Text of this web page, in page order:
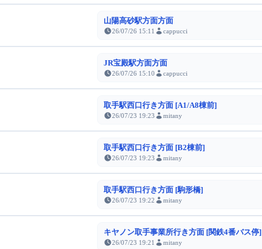
山陽高砂駅方面方面
26/07/26 15:11 cappucci
JR宝殿駅方面方面
26/07/26 15:10 cappucci
取手駅西口行き方面 [A1/A8棟前]
26/07/23 19:23 mitany
取手駅西口行き方面 [B2棟前]
26/07/23 19:23 mitany
取手駅西口行き方面 [駒形橋]
26/07/23 19:22 mitany
キヤノン取手事業所行き方面 [関鉄4番バス停]
26/07/23 19:21 mitany